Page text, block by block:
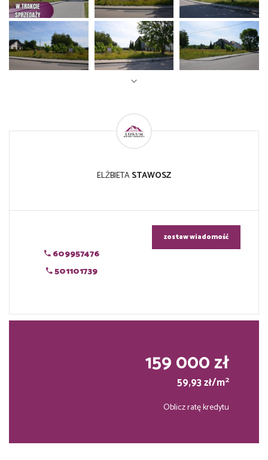
ELŻBIETASTAWOSZ
609957476
501101739
zostaw wiadomość
159 000 zł
59,93 zł/m2
Oblicz ratę kredytu